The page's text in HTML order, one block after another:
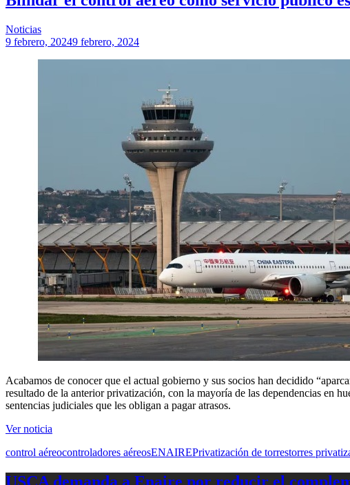
Noticias
9 febrero, 20249 febrero, 2024
Acabamos de conocer que el actual gobierno y sus socios han decidido
resultado de la anterior privatización, con la mayoría de las dependencias en
sentencias judiciales que les obligan a pagar atrasos.
Ver noticia
control aéreocontroladores aéreosENAIREPrivatización de torrestorres
USCA demanda a Enaire por reducir el